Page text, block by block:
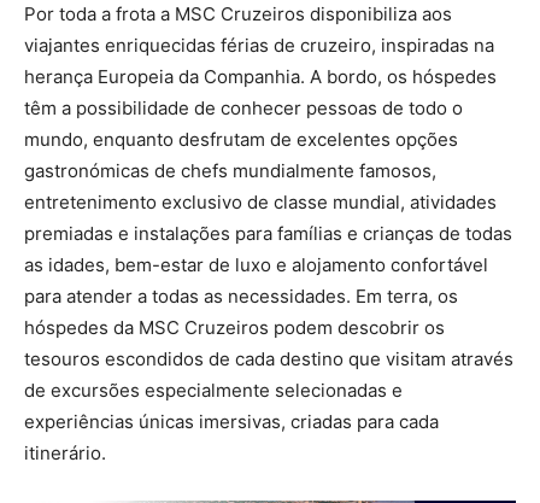
Por toda a frota a MSC Cruzeiros disponibiliza aos
viajantes enriquecidas férias de cruzeiro, inspiradas na
herança Europeia da Companhia. A bordo, os hóspedes
têm a possibilidade de conhecer pessoas de todo o
mundo, enquanto desfrutam de excelentes opções
gastronómicas de chefs mundialmente famosos,
entretenimento exclusivo de classe mundial, atividades
premiadas e instalações para famílias e crianças de todas
as idades, bem-estar de luxo e alojamento confortável
para atender a todas as necessidades. Em terra, os
hóspedes da MSC Cruzeiros podem descobrir os
tesouros escondidos de cada destino que visitam através
de excursões especialmente selecionadas e
experiências únicas imersivas, criadas para cada
itinerário.